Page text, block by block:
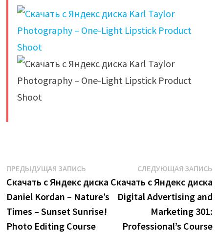
Навигация
по
записям
ПРЕДЫДУЩАЯ ЗАПИСЬПредыдущая
запись:
Скачать с Яндекс диска
Daniel Kordan – Nature’s
Times – Sunset Sunrise!
Photo Editing Course
СЛЕДУЮЩАЯ ЗАПИСЬ
Скачать с Яндекс диска
Digital Advertising and
Marketing 301:
Professional’s Course